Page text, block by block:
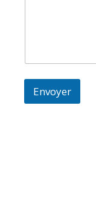
Envoyer